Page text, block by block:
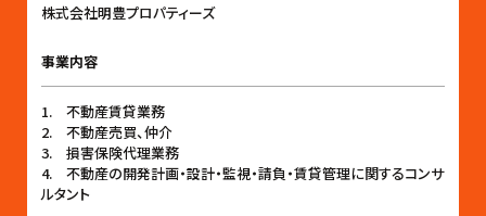
株式会社明豊プロパティーズ
事業内容
1. 不動産賃貸業務
2. 不動産売買、仲介
3. 損害保険代理業務
4. 不動産の開発計画・設計・監視・請負・賃貸管理に関するコンサ
ルタント